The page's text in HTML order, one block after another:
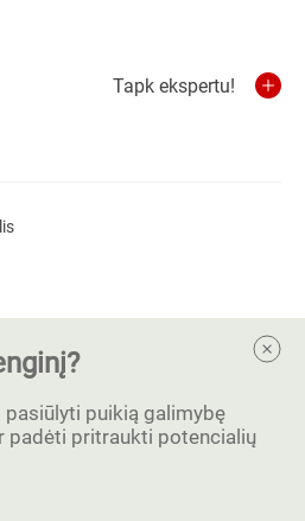
Tapk ekspertu!
pasiūlyti puikią galimybę
padėti pritraukti potencialių